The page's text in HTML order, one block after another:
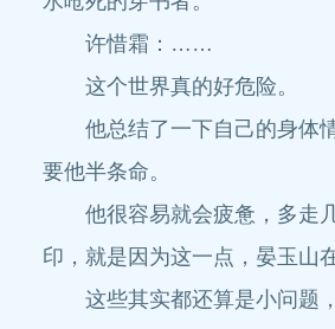
许惜霜：……
这个世界真的好危险。
他总结了一下自己的身体情
要他半条命。
他很容易就会疲惫，多走几
印，就是因为这一点，晏玉山
这些其实都还算是小问题，